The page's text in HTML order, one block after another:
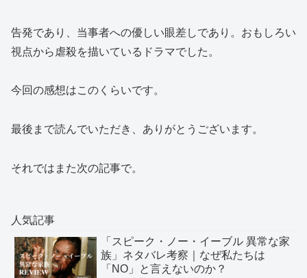
告発であり、当事者への優しい眼差しであり。おもしろい
視点から虐殺を描いているドラマでした。
今回の感想はこのくらいです。
最後まで読んでいただき、ありがとうございます。
それではまた次の記事で。
人気記事
「スピーク・ノー・イーブル 異常な家
族」ネタバレ考察｜なぜ私たちは
「NO」と言えないのか？